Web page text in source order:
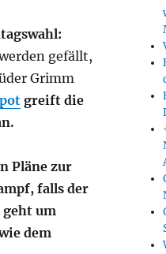
gefällt,
Grimm
greift die
Pläne zur
falls der
geht um
dem